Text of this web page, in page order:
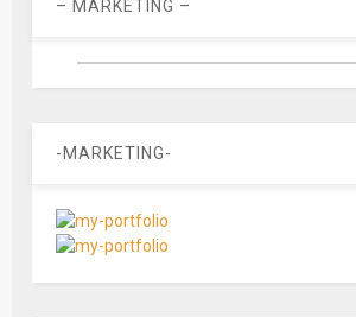
– MARKETING –
-MARKETING-